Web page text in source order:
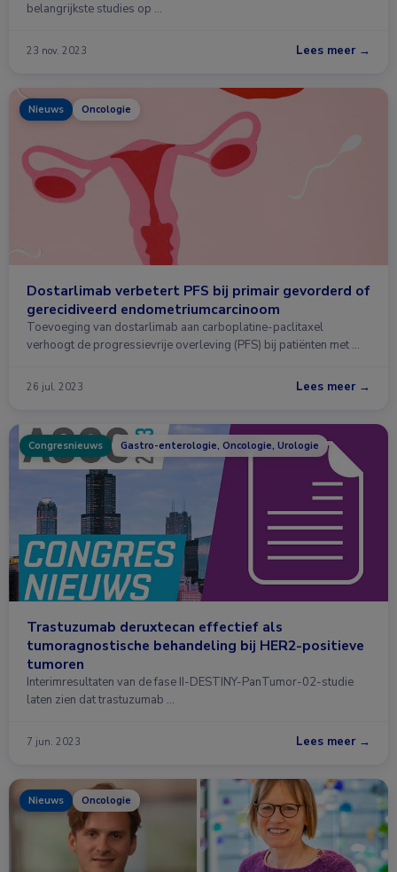
belangrijkste studies op …
23 nov. 2023 Lees meer →
Nieuws Oncologie
Dostarlimab verbetert PFS bij primair gevorderd of
gerecidiveerd endometriumcarcinoom
Toevoeging van dostarlimab aan carboplatine-paclitaxel
verhoogt de progressievrije overleving (PFS) bij patiënten met …
26 jul. 2023 Lees meer →
Congresnieuws Gastro-enterologie, Oncologie, Urologie
Trastuzumab deruxtecan effectief als
tumoragnostische behandeling bij HER2-positieve
tumoren
Interimresultaten van de fase II-DESTINY-PanTumor-02-studie
laten zien dat trastuzumab …
7 jun. 2023 Lees meer →
Nieuws Oncologie